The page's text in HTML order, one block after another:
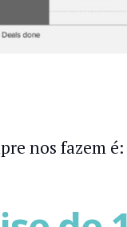
nos fazem